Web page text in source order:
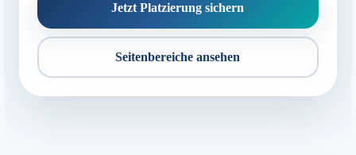
Jetzt Platzierung sichern
Seitenbereiche ansehen